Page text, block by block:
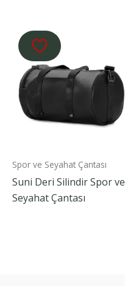
Spor ve Seyahat Çantası
Suni Deri Silindir Spor ve
Seyahat Çantası